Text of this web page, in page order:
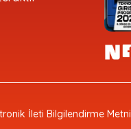
İleti Bilgilendirme Metni